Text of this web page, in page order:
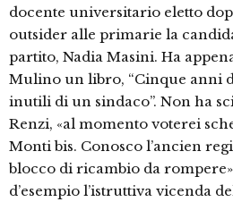
docente universitario eletto
outsider alle primarie la
partito, Nadia Masini. Ha
Mulino un libro, “Cinque anni
inutili di un sindaco”. Non ha
Renzi, «al momento voterei
Monti bis. Conosco l’ancien
blocco di ricambio da
d’esempio l’istruttiva vicenda